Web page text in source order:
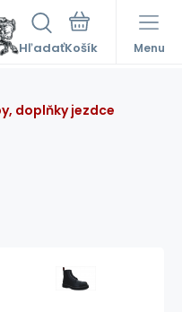
Hľadať Menu
doplňky jezdce